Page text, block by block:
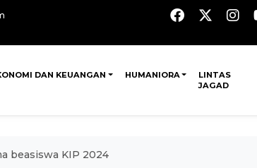
DAN KEUANGAN HUMANIORA
LINTAS
JAGAD
beasiswa KIP 2024